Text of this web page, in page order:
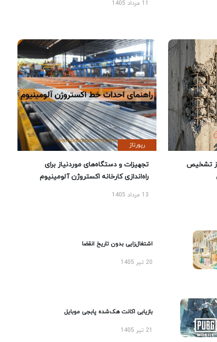
تشخیص
رپورتاژ
تجهیزات و دستگاه‌های موردنیاز برای
راه‌اندازی کارخانه اکستروژن آلومینیوم
13 مرداد 1405
اشتغال‌زایی بدون تاریخ انقضا
20 تیر 1405
بازیابی اکانت هک‌شده پابجی موبایل